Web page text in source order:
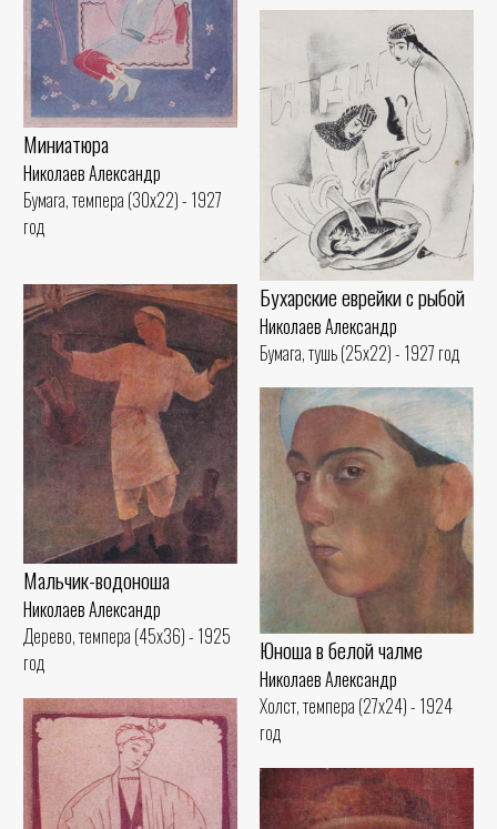
Миниатюра
Николаев Александр
Бумага, темпера (30x22) - 1927
год
Бухарские еврейки с рыбой
Николаев Александр
Бумага, тушь (25x22) - 1927 год
Мальчик-водоноша
Николаев Александр
Дерево, темпера (45x36) - 1925
год
Юноша в белой чалме
Николаев Александр
Холст, темпера (27x24) - 1924
год